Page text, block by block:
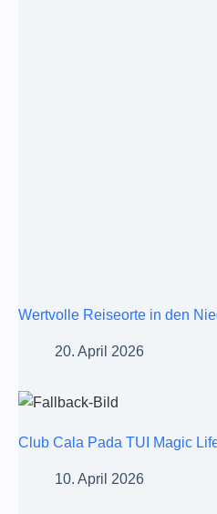
Wertvolle Reiseorte in den
20. April 2026
Club Cala Pada TUI Magic
10. April 2026